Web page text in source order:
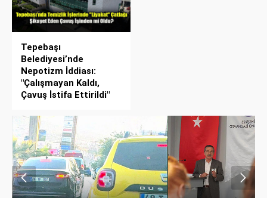
Tepebaşı
Belediyesi’nde
Nepotizm İddiası:
"Çalışmayan Kaldı,
Çavuş İstifa Ettirildi"